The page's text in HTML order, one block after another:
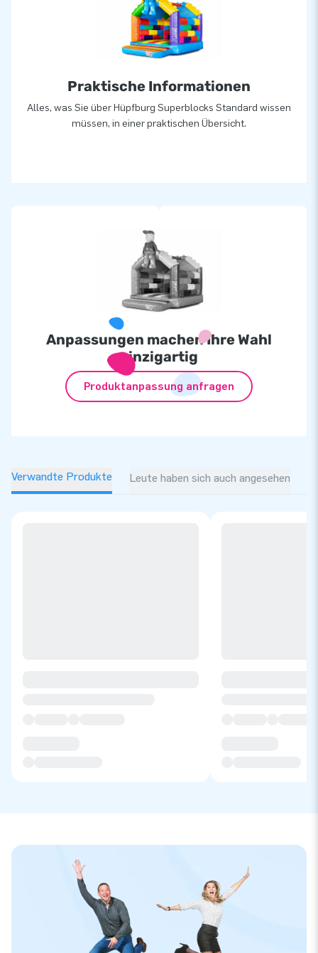
Praktische Informationen
Alles, was Sie über Hüpfburg Superblocks Standard wissen
müssen, in einer praktischen Übersicht.
Anpassungen machen Ihre Wahl
einzigartig
Produktanpassung anfragen
Verwandte Produkte Leute haben sich auch angesehen